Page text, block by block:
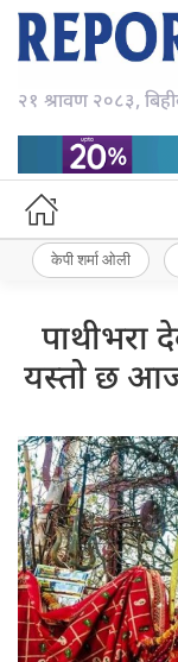
२१ श्रावण २०८३,
केपी शर्मा ओली
पाथीभरा
यस्तो छ